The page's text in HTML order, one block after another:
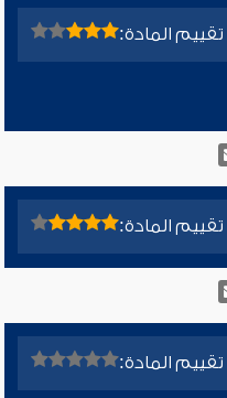
تقييم المادة:
تقييم المادة:
تقييم المادة: